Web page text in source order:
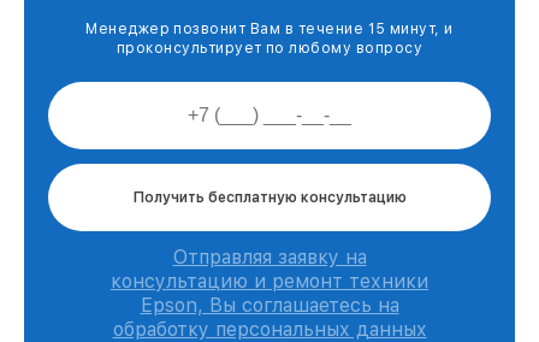
Менеджер позвонит Вам в течение 15 минут, и
проконсультирует по любому вопросу
Получить бесплатную консультацию
Отправляя заявку на
консультацию и ремонт техники
Epson, Вы соглашаетесь на
обработку персональных данных